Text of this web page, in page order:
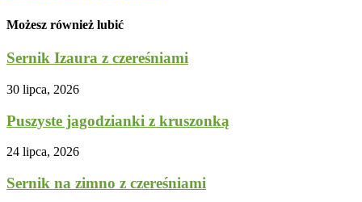
Możesz również lubić
Sernik Izaura z czereśniami
30 lipca, 2026
Puszyste jagodzianki z kruszonką
24 lipca, 2026
Sernik na zimno z czereśniami